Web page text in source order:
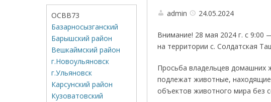
admin 24.05.2024
Внимание! 28 мая 2024 г. с
на территории с. Солдатская
Просьба владельцев домашних
подлежат животные,
объектов животного мира без
ОСВВ73
Базарносызганский
Барышский район
Вешкаймский район
г.Новоульяновск
г.Ульяновск
Карсунский район
Кузоватовский